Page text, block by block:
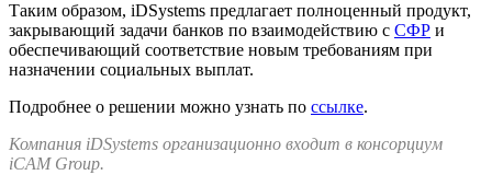
Таким образом, iDSystems предлагает полноценный продукт,
закрывающий задачи банков по взаимодействию с СФР и
обеспечивающий соответствие новым требованиям при
назначении социальных выплат.
Подробнее о решении можно узнать по ссылке.
Компания iDSystems организационно входит в консорциум
iCAM Group.